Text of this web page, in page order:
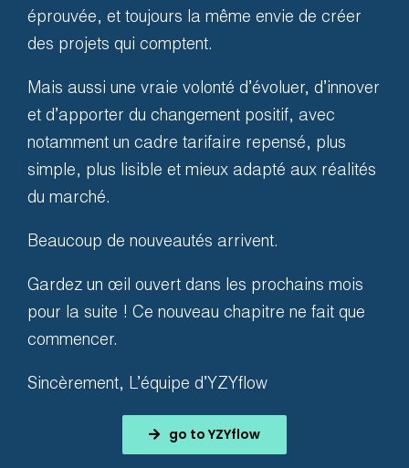
Équipe
accompagnées d’un support
dédié. Nous développons, nous
vous formons et nous vous
accompagnons sur le terrain.
Afin que vous puissiez profiter
éprouvée, et toujours la même envie de créer
des projets qui comptent.
Mais aussi une vraie volonté d’évoluer, d’innover
et d’apporter du changement positif, avec
notamment un cadre tarifaire repensé, plus
simple, plus lisible et mieux adapté aux réalités
du marché.
Beaucoup de nouveautés arrivent.
Gardez un œil ouvert dans les prochains mois
pour la suite ! Ce nouveau chapitre ne fait que
commencer.
Sincèrement, L’équipe d’YZYflow
go to YZYflow